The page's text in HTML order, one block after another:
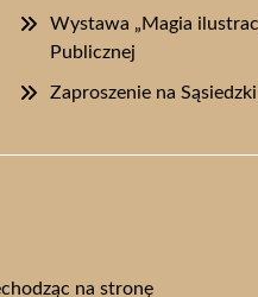
Wystawa „Magia
Publicznej
Zaproszenie na
na stronę